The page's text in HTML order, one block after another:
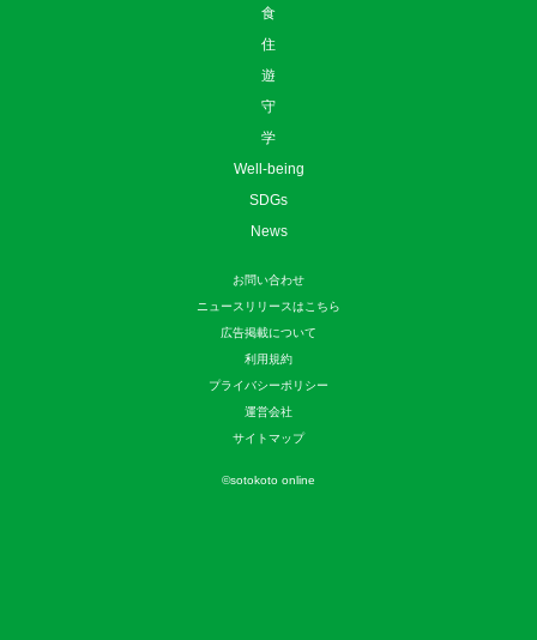
食
住
遊
守
学
Well-being
SDGs
News
お問い合わせ
ニュースリリースはこちら
広告掲載について
利用規約
プライバシーポリシー
運営会社
サイトマップ
©sotokoto online